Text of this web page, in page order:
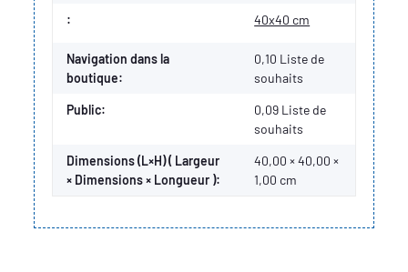
: 40x40 cm
Navigation dans la
boutique:
0,10 Liste de
souhaits
Public: 0,09 Liste de
souhaits
Dimensions (L×H) ( Largeur
× Dimensions × Longueur ):
40,00 × 40,00 ×
1,00 cm